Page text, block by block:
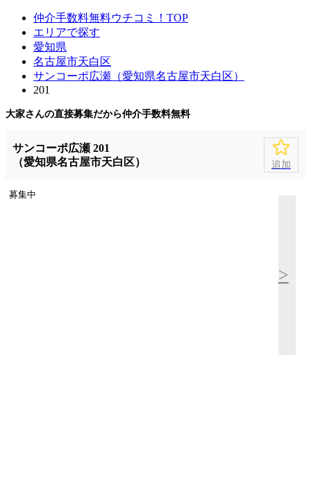
仲介手数料無料ウチコミ！TOP
エリアで探す
愛知県
名古屋市天白区
サンコーポ広瀬（愛知県名古屋市天白区）
201
大家さんの直接募集だから仲介手数料無料
サンコーポ広瀬 201
（愛知県名古屋市天白区）
追加
募集中
>